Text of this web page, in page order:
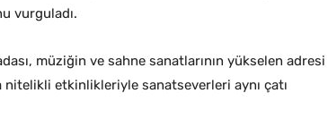
vurguladı.
müziğin ve sahne sanatlarının yükselen adresi
nitelikli etkinlikleriyle sanatseverleri aynı çatı